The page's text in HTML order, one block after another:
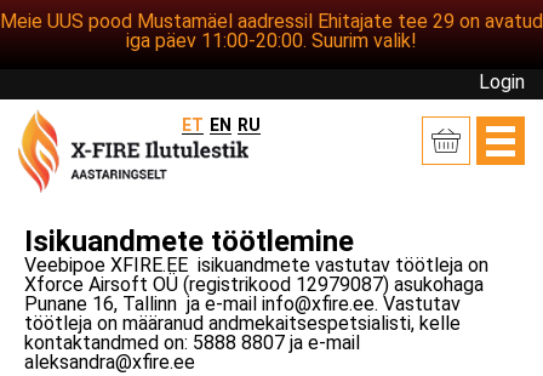
Meie UUS pood Mustamäel aadressil Ehitajate tee 29 on avatud
iga päev 11:00-20:00. Suurim valik!
Login
ET EN RU
Isikuandmete töötlemine
Veebipoe XFIRE.EE isikuandmete vastutav töötleja on
Xforce Airsoft OÜ (registrikood 12979087) asukohaga
Punane 16, Tallinn ja e-mail info@xfire.ee. Vastutav
töötleja on määranud andmekaitsespetsialisti, kelle
kontaktandmed on: 5888 8807 ja e-mail
aleksandra@xfire.ee